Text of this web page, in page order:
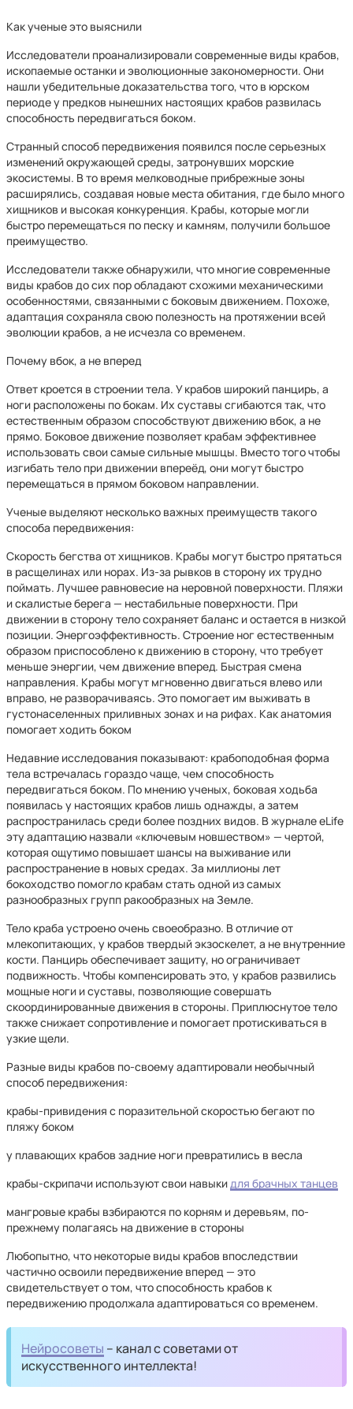
Как ученые это выяснили
Исследователи проанализировали современные виды крабов,
ископаемые останки и эволюционные закономерности. Они
нашли убедительные доказательства того, что в юрском
периоде у предков нынешних настоящих крабов развилась
способность передвигаться боком.
Странный способ передвижения появился после серьезных
изменений окружающей среды, затронувших морские
экосистемы. В то время мелководные прибрежные зоны
расширялись, создавая новые места обитания, где было много
хищников и высокая конкуренция. Крабы, которые могли
быстро перемещаться по песку и камням, получили большое
преимущество.
Исследователи также обнаружили, что многие современные
виды крабов до сих пор обладают схожими механическими
особенностями, связанными с боковым движением. Похоже,
адаптация сохраняла свою полезность на протяжении всей
эволюции крабов, а не исчезла со временем.
Почему вбок, а не вперед
Ответ кроется в строении тела. У крабов широкий панцирь, а
ноги расположены по бокам. Их суставы сгибаются так, что
естественным образом способствуют движению вбок, а не
прямо. Боковое движение позволяет крабам эффективнее
использовать свои самые сильные мышцы. Вместо того чтобы
изгибать тело при движении впереёд, они могут быстро
перемещаться в прямом боковом направлении.
Ученые выделяют несколько важных преимуществ такого
способа передвижения:
Скорость бегства от хищников. Крабы могут быстро прятаться
в расщелинах или норах. Из-за рывков в сторону их трудно
поймать. Лучшее равновесие на неровной поверхности. Пляжи
и скалистые берега — нестабильные поверхности. При
движении в сторону тело сохраняет баланс и остается в низкой
позиции. Энергоэффективность. Строение ног естественным
образом приспособлено к движению в сторону, что требует
меньше энергии, чем движение вперед. Быстрая смена
направления. Крабы могут мгновенно двигаться влево или
вправо, не разворачиваясь. Это помогает им выживать в
густонаселенных приливных зонах и на рифах. Как анатомия
помогает ходить боком
Недавние исследования показывают: крабоподобная форма
тела встречалась гораздо чаще, чем способность
передвигаться боком. По мнению ученых, боковая ходьба
появилась у настоящих крабов лишь однажды, а затем
распространилась среди более поздних видов. В журнале eLife
эту адаптацию назвали «ключевым новшеством» — чертой,
которая ощутимо повышает шансы на выживание или
распространение в новых средах. За миллионы лет
бокоходство помогло крабам стать одной из самых
разнообразных групп ракообразных на Земле.
Тело краба устроено очень своеобразно. В отличие от
млекопитающих, у крабов твердый экзоскелет, а не внутренние
кости. Панцирь обеспечивает защиту, но ограничивает
подвижность. Чтобы компенсировать это, у крабов развились
мощные ноги и суставы, позволяющие совершать
скоординированные движения в стороны. Приплюснутое тело
также снижает сопротивление и помогает протискиваться в
узкие щели.
Разные виды крабов по-своему адаптировали необычный
способ передвижения:
крабы-привидения с поразительной скоростью бегают по
пляжу боком
у плавающих крабов задние ноги превратились в весла
крабы-скрипачи используют свои навыкидля брачных танцев
мангровые крабы взбираются по корням и деревьям, по-
прежнему полагаясь на движение в стороны
Любопытно, что некоторые виды крабов впоследствии
частично освоили передвижение вперед — это
свидетельствует о том, что способность крабов к
передвижению продолжала адаптироваться со временем.
Нейросоветы – канал с советами от
искусственного интеллекта!